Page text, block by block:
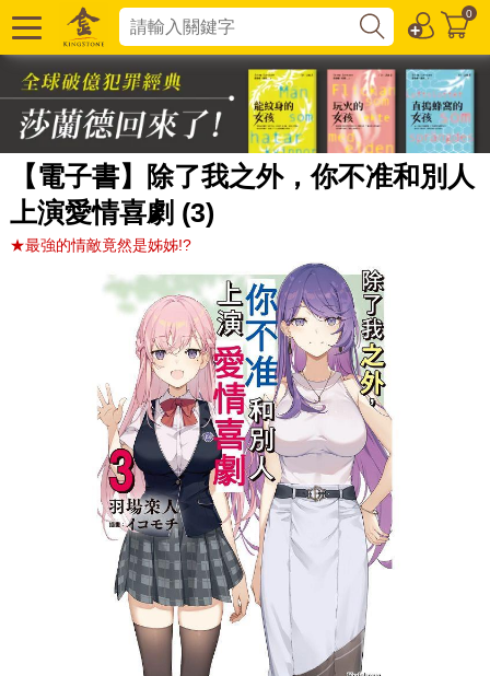
0
【電子書】除了我之外，你不准和別人
上演愛情喜劇 (3)
★最強的情敵竟然是姊姊!?